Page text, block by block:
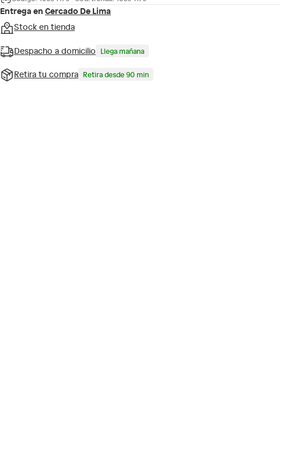
Entrega en Cercado De Lima
Stock en tienda
Despacho a domicilio Llega mañana
Retira tu compra Retira desde 90 min